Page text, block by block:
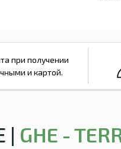
при получении
и картой.
| GHE -